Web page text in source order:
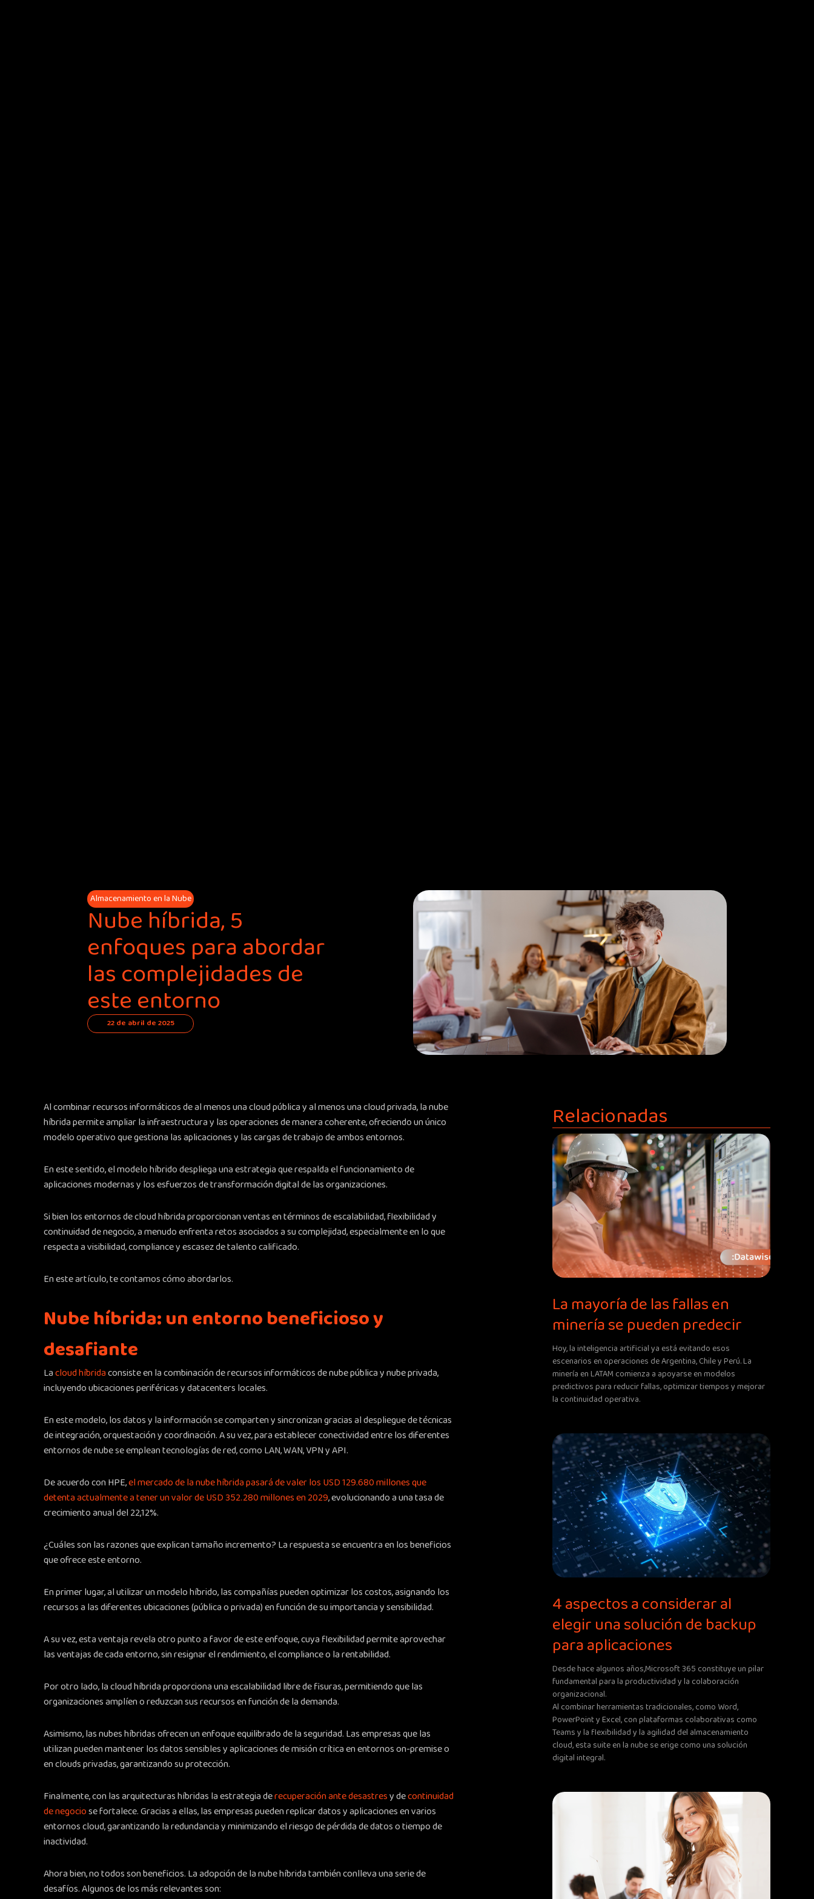
Almacenamiento en la Nube
Nube híbrida, 5
enfoques para abordar
las complejidades de
este entorno
22 de abril de 2025
Al combinar recursos informáticos de al menos una cloud pública y al menos una cloud privada, la nube
híbrida permite ampliar la infraestructura y las operaciones de manera coherente, ofreciendo un único
modelo operativo que gestiona las aplicaciones y las cargas de trabajo de ambos entornos.
En este sentido, el modelo híbrido despliega una estrategia que respalda el funcionamiento de
aplicaciones modernas y los esfuerzos de transformación digital de las organizaciones.
Si bien los entornos de cloud híbrida proporcionan ventas en términos de escalabilidad, flexibilidad y
continuidad de negocio, a menudo enfrenta retos asociados a su complejidad, especialmente en lo que
respecta a visibilidad, compliance y escasez de talento calificado.
En este artículo, te contamos cómo abordarlos.
Nube híbrida: un entorno beneficioso y
desafiante
Lacloud híbridaconsiste en la combinación de recursos informáticos de nube pública y nube privada,
incluyendo ubicaciones periféricas y datacenters locales.
En este modelo, los datos y la información se comparten y sincronizan gracias al despliegue de técnicas
de integración, orquestación y coordinación. A su vez, para establecer conectividad entre los diferentes
entornos de nube se emplean tecnologías de red, como LAN, WAN, VPN y API.
De acuerdo con HPE,el mercado de la nube híbrida pasará de valer los USD 129.680 millones que
detenta actualmente a tener un valor de USD 352.280 millones en 2029, evolucionando a una tasa de
crecimiento anual del 22,12%.
¿Cuáles son las razones que explican tamaño incremento? La respuesta se encuentra en los beneficios
que ofrece este entorno.
En primer lugar, al utilizar un modelo híbrido, las compañías pueden optimizar los costos, asignando los
recursos a las diferentes ubicaciones (pública o privada) en función de su importancia y sensibilidad.
A su vez, esta ventaja revela otro punto a favor de este enfoque, cuya flexibilidad permite aprovechar
las ventajas de cada entorno, sin resignar el rendimiento, el compliance o la rentabilidad.
Por otro lado, la cloud híbrida proporciona una escalabilidad libre de fisuras, permitiendo que las
organizaciones amplíen o reduzcan sus recursos en función de la demanda.
Asimismo, las nubes híbridas ofrecen un enfoque equilibrado de la seguridad. Las empresas que las
utilizan pueden mantener los datos sensibles y aplicaciones de misión crítica en entornos on-premise o
en clouds privadas, garantizando su protección.
Finalmente, con las arquitecturas híbridas la estrategia derecuperación ante desastresy decontinuidad
de negociose fortalece. Gracias a ellas, las empresas pueden replicar datos y aplicaciones en varios
entornos cloud, garantizando la redundancia y minimizando el riesgo de pérdida de datos o tiempo de
inactividad.
Ahora bien, no todos son beneficios. La adopción de la nube híbrida también conlleva una serie de
desafíos. Algunos de los más relevantes son:
Relacionadas
La mayoría de las fallas en
minería se pueden predecir
Hoy, la inteligencia artificial ya está evitando esos
escenarios en operaciones de Argentina, Chile y Perú. La
minería en LATAM comienza a apoyarse en modelos
predictivos para reducir fallas, optimizar tiempos y mejorar
la continuidad operativa.
4 aspectos a considerar al
elegir una solución de backup
para aplicaciones
Desde hace algunos años,Microsoft 365 constituye un pilar
fundamental para la productividad y la colaboración
organizacional.
Al combinar herramientas tradicionales, como Word,
PowerPoint y Excel, con plataformas colaborativas como
Teams y la flexibilidad y la agilidad del almacenamiento
cloud, esta suite en la nube se erige como una solución
digital integral.